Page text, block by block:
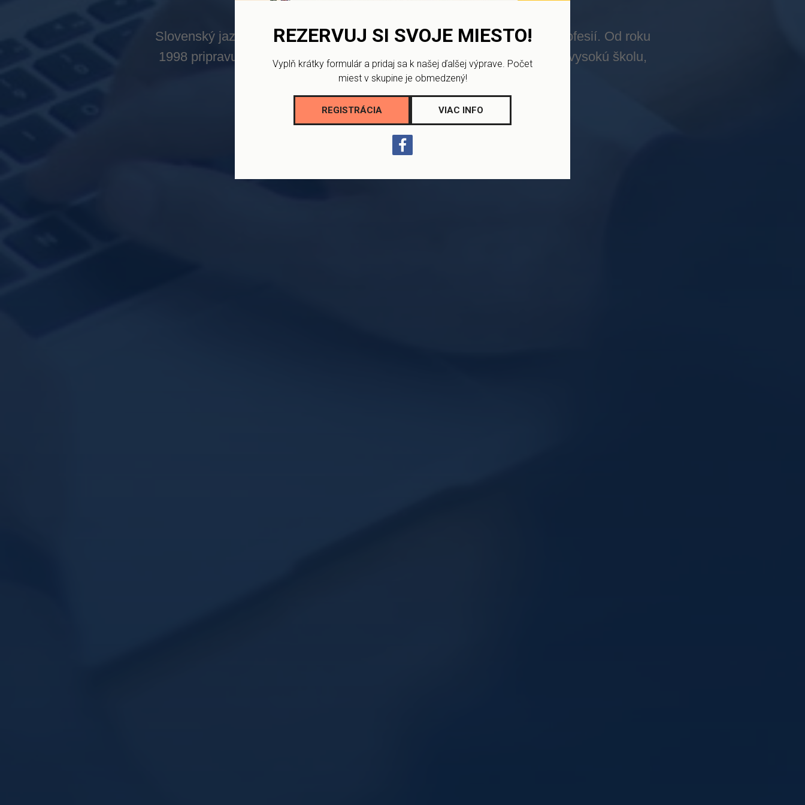
REZERVUJ SI SVOJE MIESTO!
Vyplň krátky formulár a pridaj sa k našej ďalšej výprave. Počet
miest v skupine je obmedzený!
REGISTRÁCIA VIAC INFO
Slovenský jazyk pre stredoškolákov, študentov a odborníkov rôznych profesií. Od roku
1998 pripravujeme našich klientov na prijatie na ktorúkoľvek slovenskú vysokú školu,
zamestnanie a život na Slovensku
PRIHLÁŠKA NA ŠTÚDIUM